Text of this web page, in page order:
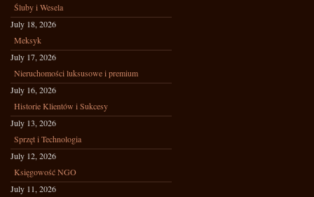
Śluby i Wesela
July 18, 2026
Meksyk
July 17, 2026
Nieruchomości luksusowe i premium
July 16, 2026
Historie Klientów i Sukcesy
July 13, 2026
Sprzęt i Technologia
July 12, 2026
Księgowość NGO
July 11, 2026